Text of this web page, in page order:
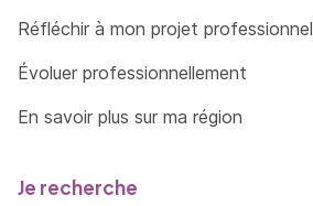
Réfléchir à mon projet professionnel
Évoluer professionnellement
En savoir plus sur ma région
Je recherche